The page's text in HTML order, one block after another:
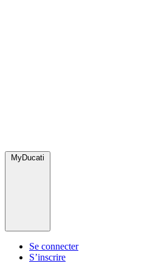
MyDucati
Se connecter
S’inscrire